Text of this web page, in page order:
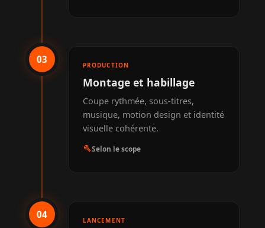
03 PRODUCTION
Montage et habillage
Coupe rythmée, sous-titres,
musique, motion design et identité
visuelle cohérente.
buildSelon le scope
04 LANCEMENT